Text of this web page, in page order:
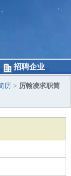
招聘企业
历 > 厉翰凌求职简